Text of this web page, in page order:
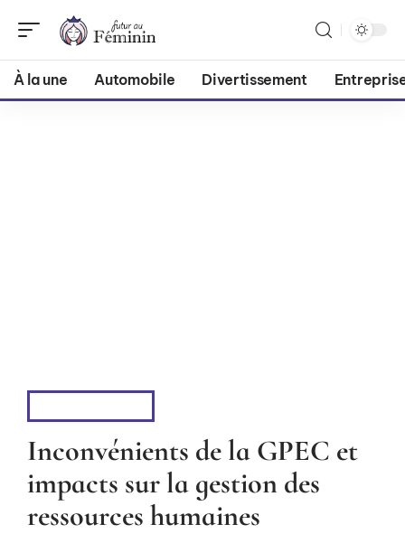
À la une Automobile Divertissement
Inconvénients de la GPEC et
impacts sur la gestion des
ressources humaines